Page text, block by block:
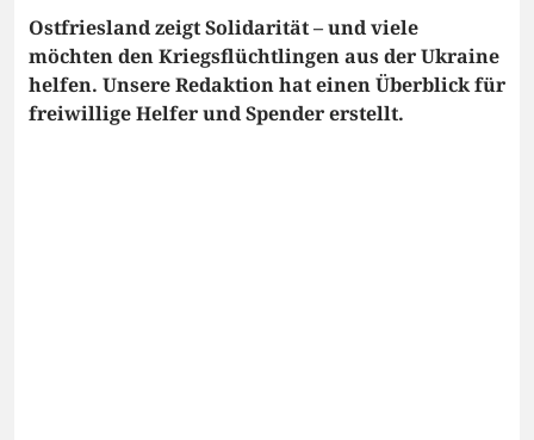
Ostfriesland zeigt Solidarität – und viele
möchten den Kriegsflüchtlingen aus der Ukraine
helfen. Unsere Redaktion hat einen Überblick für
freiwillige Helfer und Spender erstellt.